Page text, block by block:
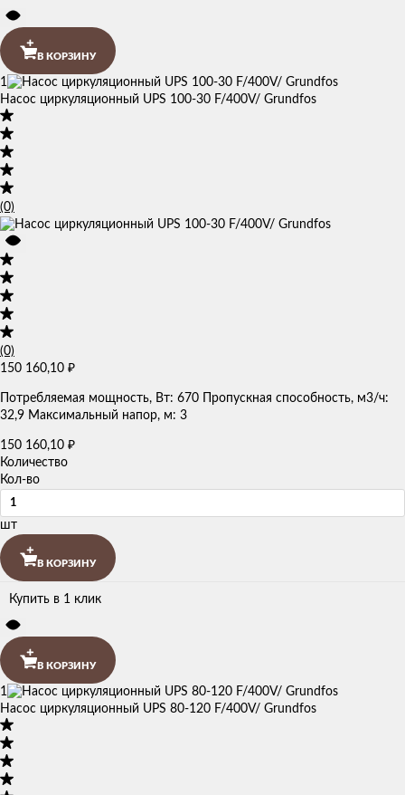
В КОРЗИНУ
1
Насос циркуляционный UPS 100-30 F/400V/ Grundfos
(0)
(0)
150 160,10 ₽
Потребляемая мощность, Вт: 670 Пропускная способность, м3/ч:
32,9 Максимальный напор, м: 3
150 160,10 ₽
Количество
Кол-во
шт
В КОРЗИНУ
Купить в 1 клик
В КОРЗИНУ
1
Насос циркуляционный UPS 80-120 F/400V/ Grundfos